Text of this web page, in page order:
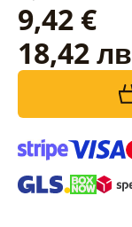
9,42 €
18,42